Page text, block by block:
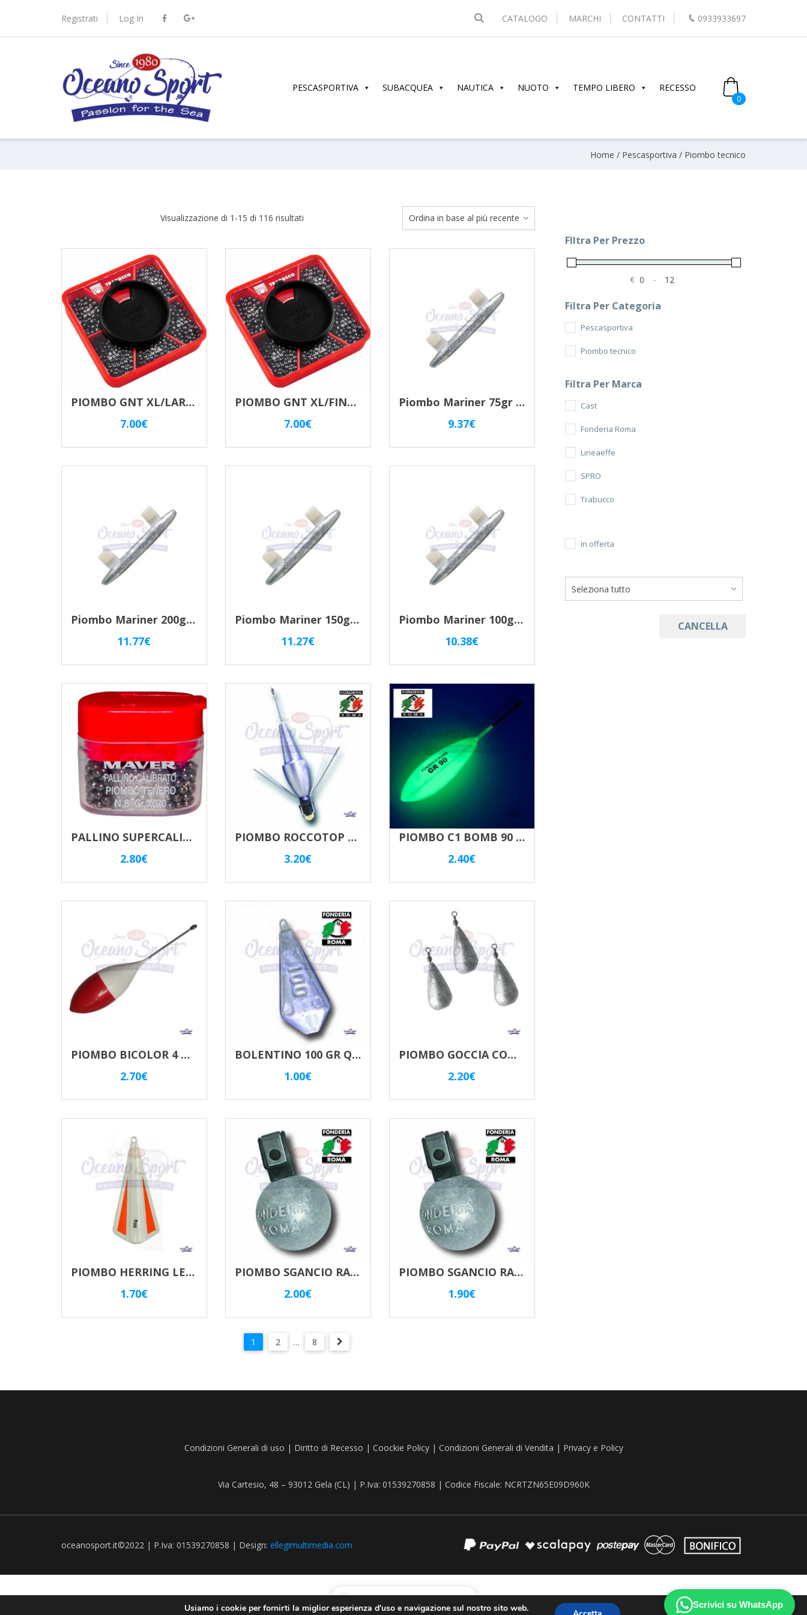
Scrivici su WhatsApp
Registrati Log In CATALOGO MARCHI CONTATTI 0933933697
PESCASPORTIVA SUBACQUEA NAUTICA NUOTO TEMPO LIBERO RECESSO
0
Home / Pescasportiva / Piombo tecnico
Visualizzazione di 1-15 di 116 risultatiOrdina
al
più
recente
PIOMBO GNT XL/LARGE MATCH SCATOLA QUADRATA
7.00€
PIOMBO GNT XL/FINE MATCH SCATOLA QUADRATA
7.00€
Piombo Mariner 75gr Sgancio Rapido Per Traina – Fermafilo Idrodinamico
9.37€
Piombo Mariner 200gr Sgancio Rapido Per Traina – Fermafilo Idrodinamico
11.77€
Piombo Mariner 150gr Sgancio Rapido Per Traina – Fermafilo Idrodinamico
11.27€
Piombo Mariner 100gr Sgancio Rapido Per Traina – Fermafilo Idrodinamico
10.38€
PALLINO SUPERCALIBRATO CALIBRATO TENERO MAVER
2.80€
PIOMBO ROCCOTOP SPIKE
3.20€
PIOMBO C1 BOMB 90 GR CON ASTINA – FOSFORESCENTE
2.40€
PIOMBO BICOLOR 4 ONCE/110GR CON ASTINA INOX
2.70€
BOLENTINO 100 GR QUADRIFACCETTATO
1.00€
PIOMBO GOCCIA CON GIRELLA
2.20€
PIOMBO HERRING LEAD SEASON 60 Gr.
1.70€
PIOMBO SGANCIO RAPIDO 80 GR AGUA TOP J
2.00€
PIOMBO SGANCIO RAPIDO 50 GR AGUA TOP J
1.90€
1 2 … 8
FIltra Per Prezzo
€
Minimum Price
-
Maximum Price
Filtra Per Categoria
Pescasportiva
Piombo tecnico
Filtra Per Marca
Cast
Fonderia Roma
Lineaeffe
SPRO
Trabucco
in offerta
CANCELLA
Condizioni Generali di uso | Diritto di Recesso | Coockie Policy| Condizioni Generali di Vendita | Privacy e Policy
Via Cartesio, 48 – 93012 Gela (CL) | P.Iva: 01539270858 | Codice Fiscale: NCRTZN65E09D960K
oceanosport.it©2022 | P.Iva: 01539270858 | Design: ellegimultimedia.com
Usiamo i cookie per fornirti la miglior esperienza d'uso e navigazione sul nostro sito web.
Recedere dal contratto qui